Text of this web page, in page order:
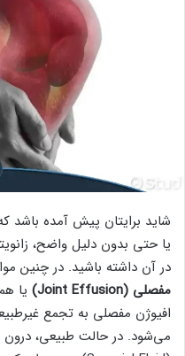
شاید برایتان پیش آمده
یا حتی بدون دلیل واضح،
در آن داشته باشید. در چنین
مفصلی (Joint Effusion)
یا
افیوژن مفصلی به تجمع
می‌شود. در حالت طبیعی،